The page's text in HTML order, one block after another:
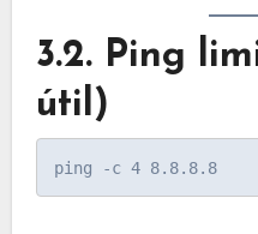
3.2. Ping
útil)
ping -c 4 8.8.8.8